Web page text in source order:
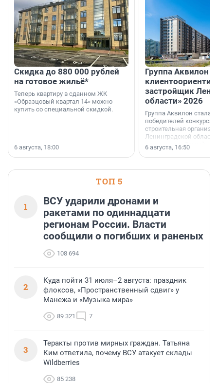
Скидка до 880 000 рублей
на готовое жильё*
Теперь квартиру в сданном ЖК
«Образцовый квартал 14» можно
купить со специальной скидкой.
6 августа, 18:00
Группа Аквилон
застройщик
области» 2026
Группа Аквилон стала
победителей конкурса
строительная
Ленинградской области
номинации «Самый
застройщик
6 августа, 16:50
ТОП 5
1
ВСУ ударили дронами и
ракетами по одиннадцати
регионам России. Власти
сообщили о погибших и раненых
108 694
2
Куда пойти 31 июля–2 августа: праздник
флоксов, «Пространственный сдвиг» у
Манежа и «Музыка мира»
89 321 7
3
Теракты против мирных граждан. Татьяна
Ким ответила, почему ВСУ атакует склады
Wildberries
85 238